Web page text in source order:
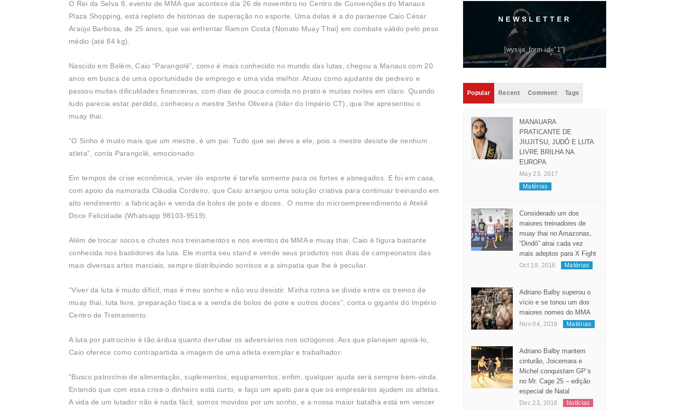
O Rei da Selva 8, evento de MMA que acontece dia 26 de novembro no Centro de Convenções do Manaus
Plaza Shopping, está repleto de histórias de superação no esporte. Uma delas é a do paraense Caio César
Araújo Barbosa, de 25 anos, que vai enfrentar Ramon Costa (Nonato Muay Thai) em combate válido pelo peso
médio (até 84 kg).
Nascido em Belém, Caio “Parangolé”, como é mais conhecido no mundo das lutas, chegou a Manaus com 20
anos em busca de uma oportunidade de emprego e uma vida melhor. Atuou como ajudante de pedreiro e
passou muitas dificuldades financeiras, com dias de pouca comida no prato e muitas noites em claro. Quando
tudo parecia estar perdido, conheceu o mestre Sinho Oliveira (líder do Império CT), que lhe apresentou o
muay thai.
“O Sinho é muito mais que um mestre, é um pai. Tudo que sei devo a ele, pois o mestre desiste de nenhum
atleta”, conta Parangolé, emocionado.
Em tempos de crise econômica, viver do esporte é tarefa somente para os fortes e abnegados. E foi em casa,
com apoio da namorada Cláudia Cordeiro, que Caio arranjou uma solução criativa para continuar treinando em
alto rendimento: a fabricação e venda de bolos de pote e doces. O nome do microempreendimento é Ateliê
Doce Felicidade (Whatsapp 98103-9519).
Além de trocar socos e chutes nos treinamentos e nos eventos de MMA e muay thai, Caio é figura bastante
conhecida nos bastidores da luta. Ele monta seu stand e vende seus produtos nos dias de campeonatos das
mais diversas artes marciais, sempre distribuindo sorrisos e a simpatia que lhe é peculiar.
“Viver da luta é muito difícil, mas é meu sonho e não vou desistir. Minha rotina se divide entre os treinos de
muay thai, luta livre, preparação física e a venda de bolos de pote e outros doces”, conta o gigante do Império
Centro de Treinamento.
A luta por patrocínio é tão árdua quanto derrubar os adversários nos octógonos. Aos que planejam apoiá-lo,
Caio oferece como contrapartida a imagem de uma atleta exemplar e trabalhador.
“Busco patrocínio de alimentação, suplementos, equipamentos, enfim, qualquer ajuda será sempre bem-vinda.
Entendo que com essa crise o dinheiro está curto, e faço um apelo para que os empresários ajudem os atletas.
A vida de um lutador não é nada fácil, somos movidos por um sonho, e a nossa maior batalha está em vencer
NEWSLETTER
[wysija_form id="1"]
Popular Recent Comment Tags
MANAUARA
PRATICANTE DE
JIUJITSU, JUDÔ E LUTA
LIVRE BRILHA NA
EUROPA
May 23, 2017
Matérias
Considerado um dos
maiores treinadores de
muay thai no Amazonas,
“Dindô” atrai cada vez
mais adeptos para X Fight
Oct 19, 2016 Matérias
Adriano Balby superou o
vício e se tonou um dos
maiores nomes do MMA
Nov 04, 2016 Matérias
Adriano Balby mantem
cinturão, Joicemara e
Michel conquistam GP´s
no Mr. Cage 25 – edição
especial de Natal
Dec 23, 2016 Notícias